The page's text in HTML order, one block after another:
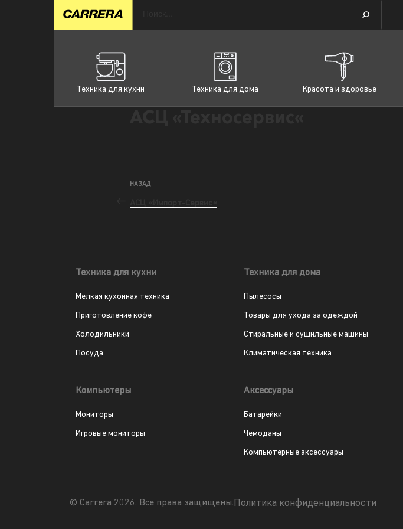
Техника для кухни Техника для дома Красота и здоровье
НАЗАД
Техника для кухни
Мелкая кухонная техника
Приготовление кофе
Холодильники
Посуда
Техника для дома
Пылесосы
Товары для ухода за одеждой
Стиральные и сушильные машины
Климатическая техника
Компьютеры
Мониторы
Игровые мониторы
Аксессуары
Батарейки
Чемоданы
Компьютерные аксессуары
© Carrera 2026. Все права защищены.Политика конфиденциальности